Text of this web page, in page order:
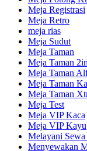
Meja Registrasi
Meja Retro
meja rias
Meja Sudut
Meja Taman
Meja Taman
Meja Taman
Meja Taman
Meja Taman
Meja Test
Meja VIP Kaca
Meja VIP Kayu
Melayani
Menyewakan